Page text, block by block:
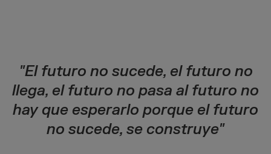
"El futuro no sucede, el futuro no
llega, el futuro no pasa al futuro no
hay que esperarlo porque el futuro
no sucede, se construye"